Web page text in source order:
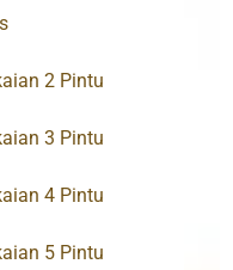
2 Pintu
3 Pintu
4 Pintu
5 Pintu